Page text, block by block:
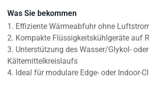
Was Sie bekommen
1. Effiziente Wärmeabfuhr ohne
2. Kompakte Flüssigkeitskühlgeräte auf
3. Unterstützung des Wasser/Glykol- oder
Kältemittelkreislaufs
4. Ideal für modulare Edge- oder Indoor-